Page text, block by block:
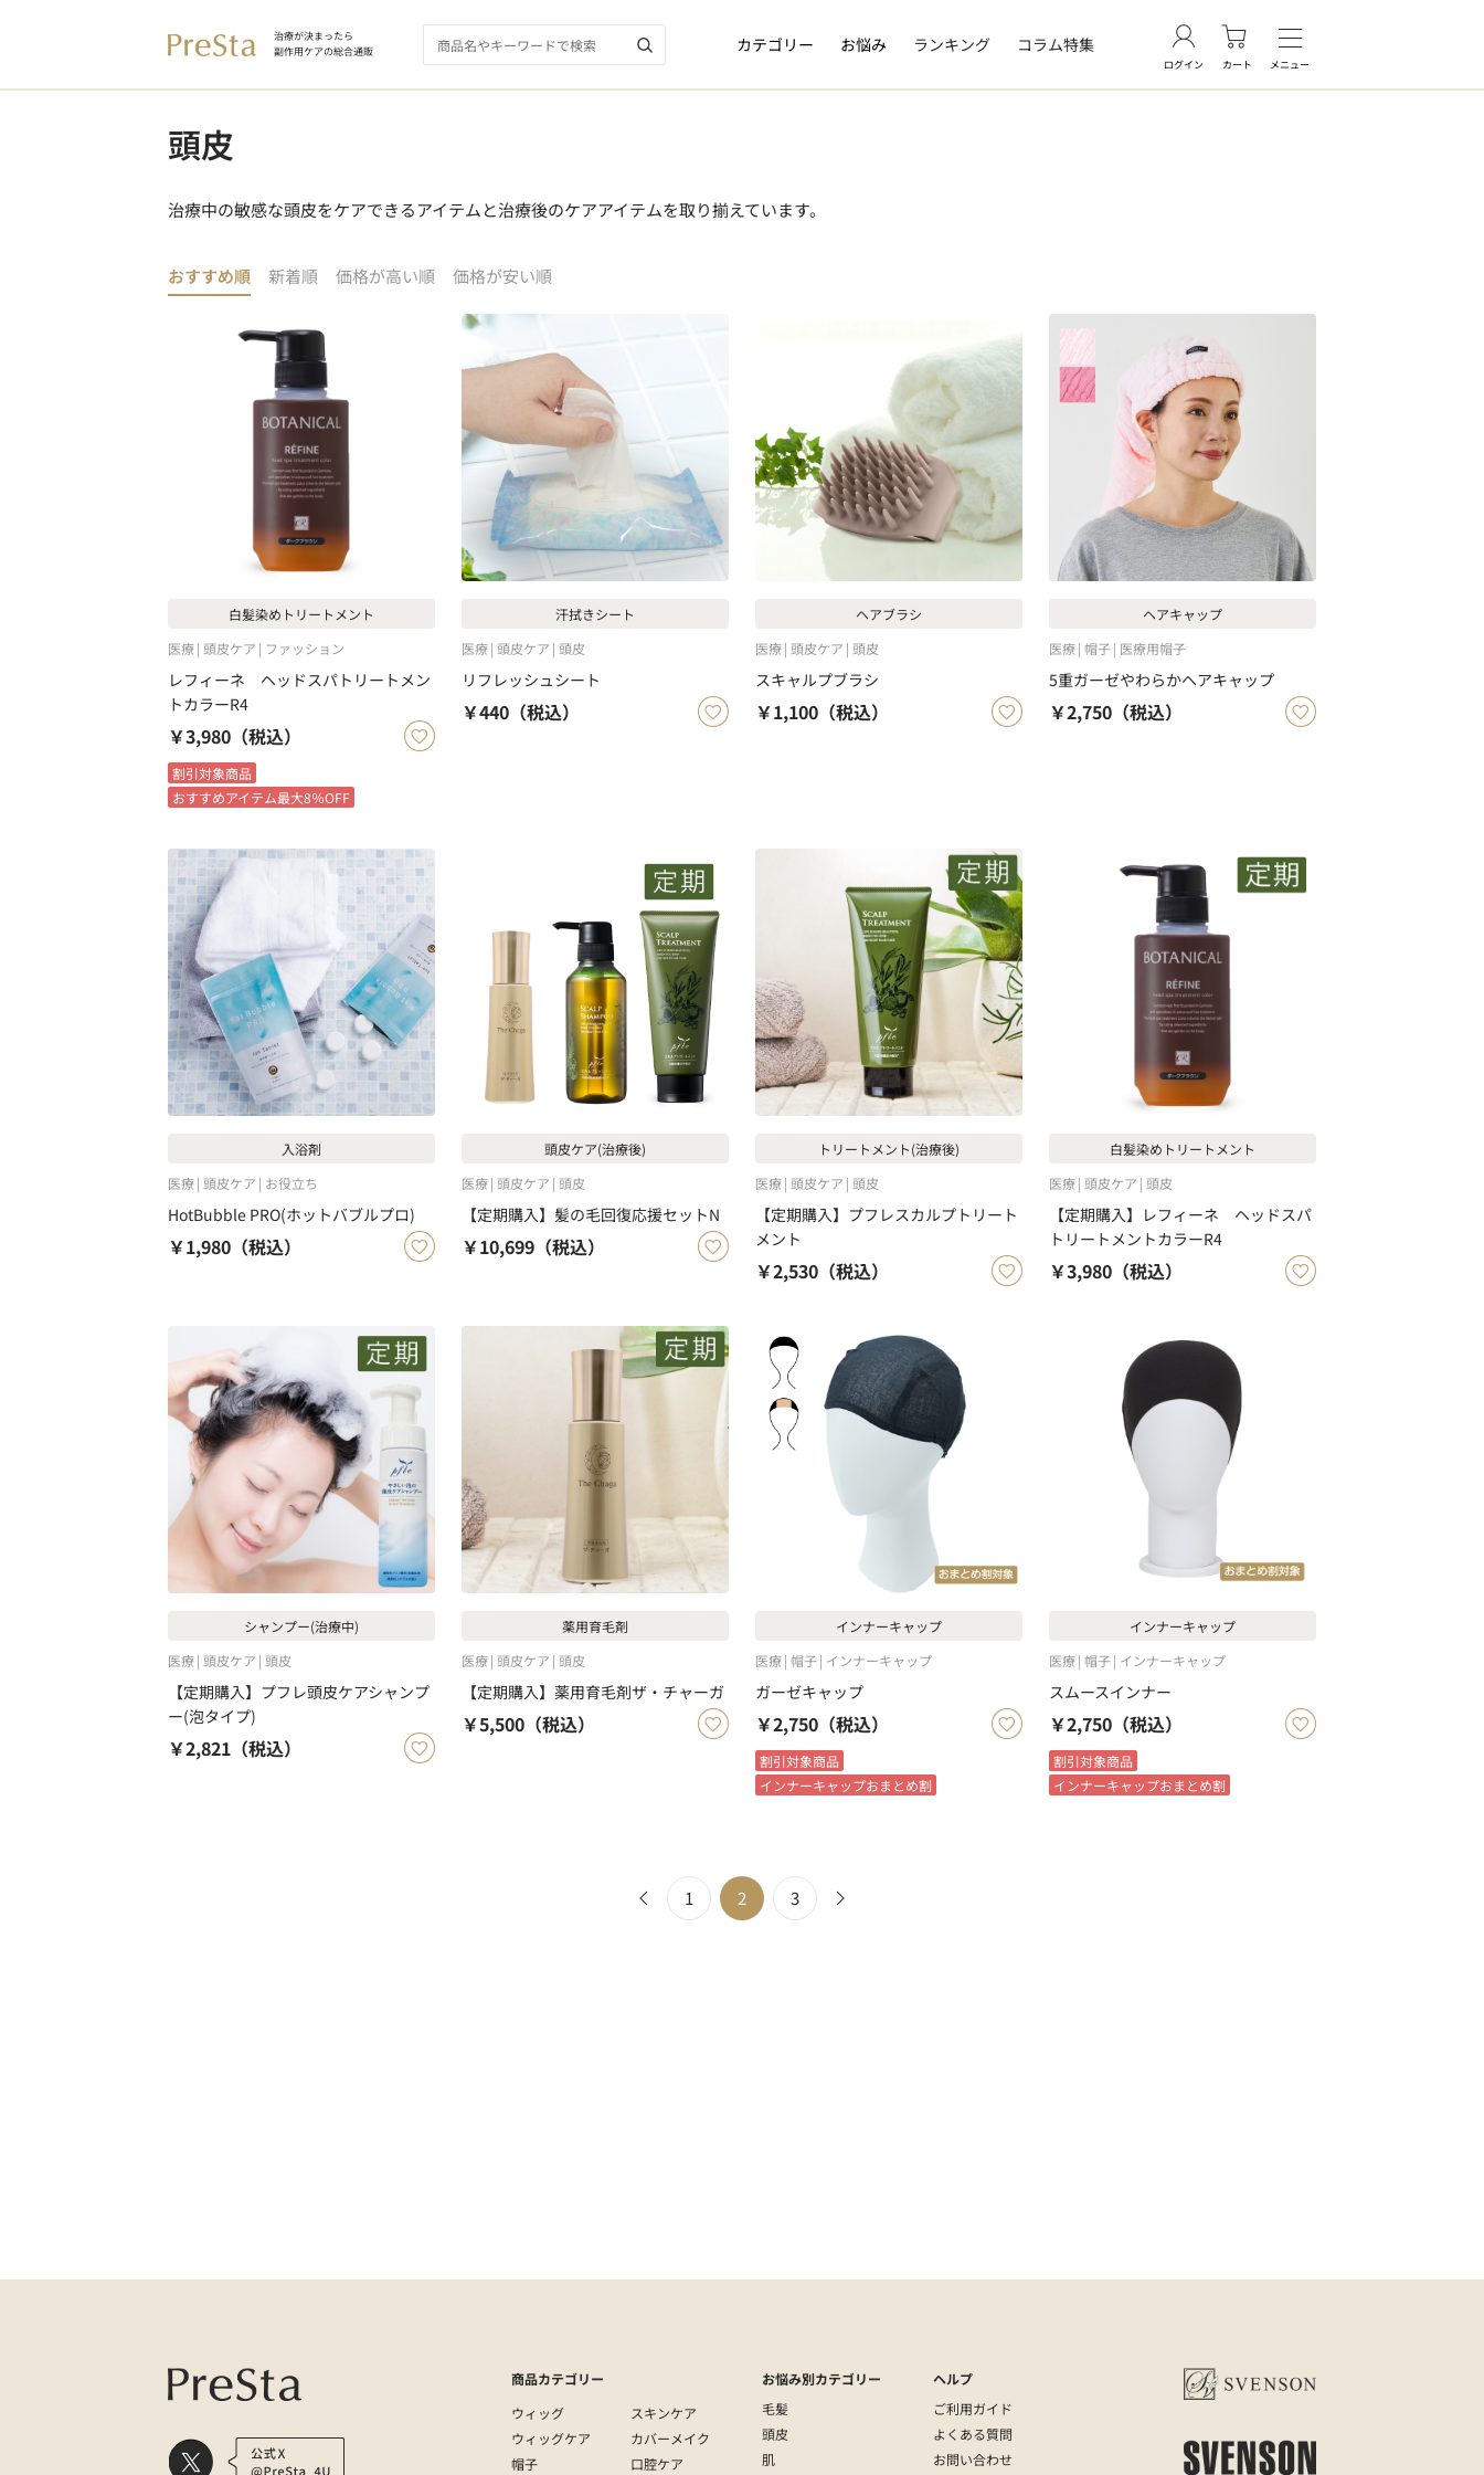
治療が決まったら
副作用ケアの総合通販
カテゴリー お悩み ランキング コラム特集
ログイン カート メニュー
頭皮
治療中の敏感な頭皮をケアできるアイテムと治療後のケアアイテムを取り揃えています。
おすすめ順 新着順 価格が高い順 価格が安い順
白髪染めトリートメント
医療 頭皮ケア ファッション
レフィーネ ヘッドスパトリートメン
トカラーR4
￥3,980 （税込）
割引対象商品
おすすめアイテム最大8％OFF
汗拭きシート
医療 頭皮ケア 頭皮
リフレッシュシート
￥440 （税込）
ヘアブラシ
医療 頭皮ケア 頭皮
スキャルプブラシ
￥1,100 （税込）
ヘアキャップ
医療 帽子 医療用帽子
5重ガーゼやわらかヘアキャップ
￥2,750 （税込）
入浴剤
医療 頭皮ケア お役立ち
HotBubble PRO(ホットバブルプロ)
￥1,980 （税込）
頭皮ケア(治療後)
医療 頭皮ケア 頭皮
【定期購入】髪の毛回復応援セットN
￥10,699 （税込）
トリートメント(治療後)
医療 頭皮ケア 頭皮
【定期購入】プフレスカルプトリート
メント
￥2,530 （税込）
白髪染めトリートメント
医療 頭皮ケア 頭皮
【定期購入】レフィーネ ヘッドスパ
トリートメントカラーR4
￥3,980 （税込）
シャンプー(治療中)
医療 頭皮ケア 頭皮
【定期購入】プフレ頭皮ケアシャンプ
ー(泡タイプ)
￥2,821 （税込）
薬用育毛剤
医療 頭皮ケア 頭皮
【定期購入】薬用育毛剤ザ・チャーガ
￥5,500 （税込）
インナーキャップ
医療 帽子 インナーキャップ
ガーゼキャップ
￥2,750 （税込）
割引対象商品
インナーキャップおまとめ割
インナーキャップ
医療 帽子 インナーキャップ
スムースインナー
￥2,750 （税込）
割引対象商品
インナーキャップおまとめ割
1 2 3
商品カテゴリー
ウィッグ
ウィッグケア
帽子
スキンケア
カバーメイク
口腔ケア
お悩み別カテゴリー
毛髪
頭皮
肌
ヘルプ
ご利用ガイド
よくある質問
お問い合わせ